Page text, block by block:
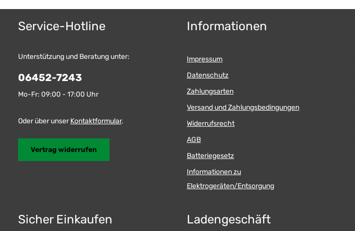
Service-Hotline
Unterstützung und Beratung unter:
06452-7243
Mo-Fr: 09:00 - 17:00 Uhr
Oder über unserKontaktformular.
Vertrag widerrufen
Informationen
Impressum
Datenschutz
Zahlungsarten
Versand und Zahlungsbedingungen
Widerrufsrecht
AGB
Batteriegesetz
Informationen zu
Elektrogeräten/Entsorgung
Sicher Einkaufen Ladengeschäft